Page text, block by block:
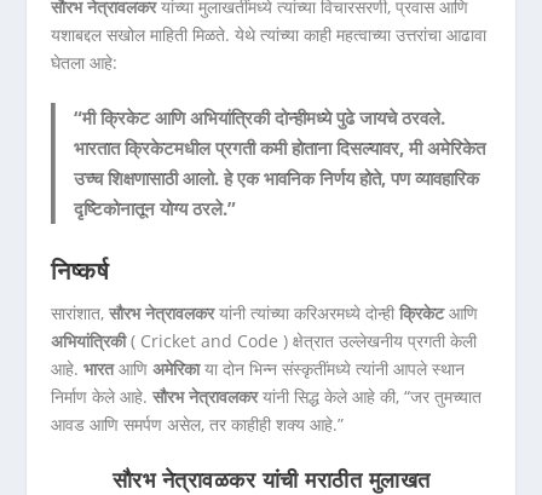
सौरभ नेत्रावलकरयांच्या मुलाखतींमध्ये त्यांच्या विचारसरणी, प्रवास आणि
यशाबद्दल सखोल माहिती मिळते. येथे त्यांच्या काही महत्वाच्या उत्तरांचा आढावा
घेतला आहे:
“मी क्रिकेट आणि अभियांत्रिकी दोन्हीमध्ये पुढे जायचे ठरवले.
भारतात क्रिकेटमधील प्रगती कमी होताना दिसल्यावर, मी अमेरिकेत
उच्च शिक्षणासाठी आलो. हे एक भावनिक निर्णय होते, पण व्यावहारिक
दृष्टिकोनातून योग्य ठरले.”
निष्कर्ष
सारांशात,सौरभ नेत्रावलकरयांनी त्यांच्या करिअरमध्ये दोन्हीक्रिकेटआणि
अभियांत्रिकी( Cricket and Code ) क्षेत्रात उल्लेखनीय प्रगती केली
आहे.भारतआणिअमेरिकाया दोन भिन्न संस्कृतींमध्ये त्यांनी आपले स्थान
निर्माण केले आहे.सौरभ नेत्रावलकरयांनी सिद्ध केले आहे की, “जर तुमच्यात
आवड आणि समर्पण असेल, तर काहीही शक्य आहे.”
सौरभ नेत्रावळकर यांची मराठीत मुलाखत